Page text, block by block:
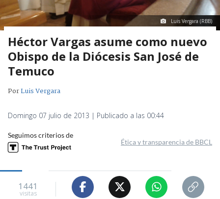
Luis Vergara (RBB)
Héctor Vargas asume como nuevo
Obispo de la Diócesis San José de
Temuco
PorLuis Vergara
Domingo 07 julio de 2013 | Publicado a las 00:44
Seguimos criterios de
Ética y transparencia de BBCL
1441
visitas